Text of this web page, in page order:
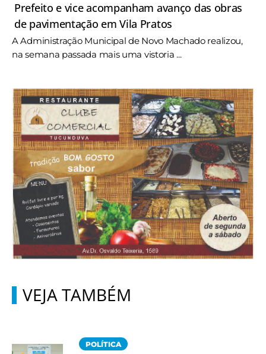
Prefeito e vice acompanham avanço das obras
de pavimentação em Vila Pratos
A Administração Municipal de Novo Machado realizou,
na semana passada mais uma vistoria ...
VEJA TAMBÉM
POLÍTICA